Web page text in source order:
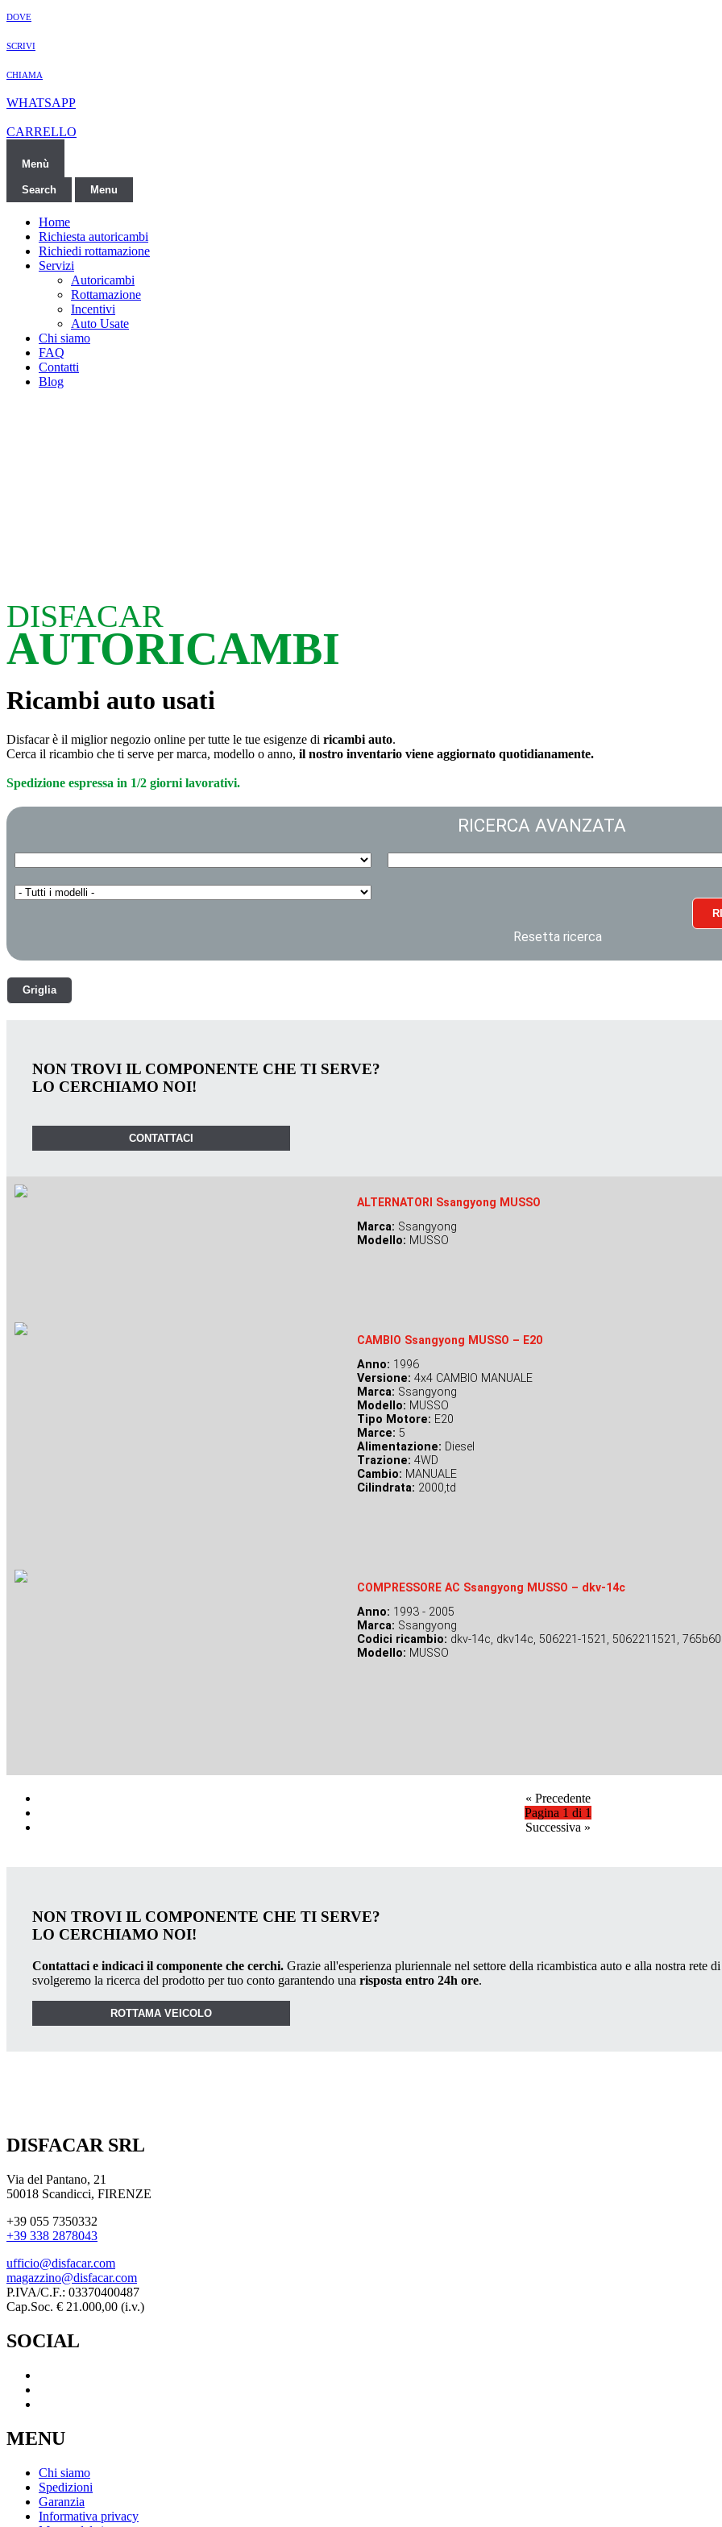
DOVE
SCRIVI
CHIAMA
WHATSAPP
CARRELLO
Menù
Search Menu
Home
Richiesta autoricambi
Richiedi rottamazione
Servizi
Autoricambi
Rottamazione
Incentivi
Auto Usate
Chi siamo
FAQ
Contatti
Blog
DISFACAR
AUTORICAMBI
Ricambi auto usati
Disfacar è il miglior negozio online per tutte le tue esigenze di ricambi auto.
Cerca il ricambio che ti serve per marca, modello o anno, il nostro inventario viene aggiornato quotidianamente.
Spedizione espressa in 1/2 giorni lavorativi.
RICERCA AVANZATA
Resetta ricerca
Griglia
NON TROVI IL COMPONENTE CHE TI SERVE?
LO CERCHIAMO NOI!
CONTATTACI
ALTERNATORI Ssangyong MUSSO
Marca: Ssangyong
Modello: MUSSO
CAMBIO Ssangyong MUSSO – E20
Anno: 1996
Versione: 4x4 CAMBIO MANUALE
Marca: Ssangyong
Modello: MUSSO
Tipo Motore: E20
Marce: 5
Alimentazione: Diesel
Trazione: 4WD
Cambio: MANUALE
Cilindrata: 2000,td
COMPRESSORE AC Ssangyong MUSSO – dkv-14c
Anno: 1993 - 2005
Marca: Ssangyong
Codici ricambio: dkv-14c, dkv14c, 506221-1521, 5062211521,
Modello: MUSSO
« Precedente
Pagina 1 di 1
Successiva »
NON TROVI IL COMPONENTE CHE TI SERVE?
LO CERCHIAMO NOI!
Contattaci e indicaci il componente che cerchi. Grazie all'esperienza pluriennale nel settore della ricambistica auto e alla nostra rete di
svolgeremo la ricerca del prodotto per tuo conto garantendo una risposta entro 24h ore.
ROTTAMA VEICOLO
DISFACAR SRL
Via del Pantano, 21
50018 Scandicci, FIRENZE
+39 055 7350332
+39 338 2878043
ufficio@disfacar.com
magazzino@disfacar.com
P.IVA/C.F.: 03370400487
Cap.Soc. € 21.000,00 (i.v.)
SOCIAL
MENU
Chi siamo
Spedizioni
Garanzia
Informativa privacy